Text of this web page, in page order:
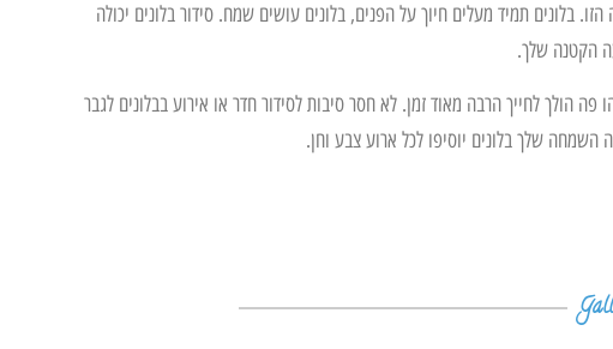
בלונים תמיד מעלים חיוך על הפנים, בלונים עושים שמח. סידור בלונים יכולה
הקטנה שלך.
הולך לחייך הרבה מאוד זמן. לא חסר סיבות לסידור חדר או אירוע בבלונים לגבר
השמחה שלך בלונים יוסיפו לכל ארוע צבע וחן.